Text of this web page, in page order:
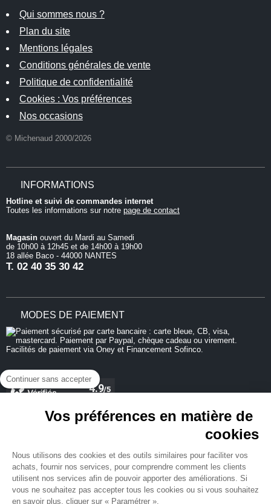
Continuer sans accepter
Vos préférences en matière de
cookies
Nous utilisons des cookies et des outils similaires pour faciliter vos
achats, fournir nos services, pour comprendre comment les clients
utilisent nos services afin de pouvoir apporter des améliorations. Si
vous ne souhaitez pas accepter tous les cookies ou si vous souhaitez
en savoir plus, cliquer sur « Paramétrer ».
Qui sommes nous ?
Plan du site
Mentions légales
Conditions générales de vente
Politique de confidentialité
Cookies : Vos préférences
Nos occasions
© Michenaud 2000/2026
INFORMATIONS
Hotline et suivi de commandes internet
Toutes les informations sur notre page de contact
Magasin ouvert du Mardi au Samedi
de 10h00 à 12h45 et de 14h00 à 19h00
18 allée Baco - 44000 NANTES
T. 02 40 35 30 42
MODES DE PAIEMENT